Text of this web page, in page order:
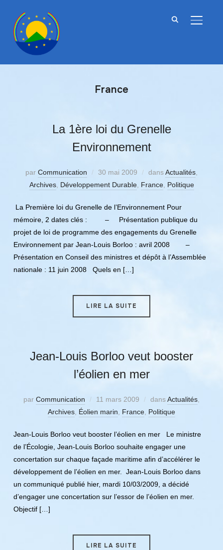
France
La 1ère loi du Grenelle
Environnement
par Communication 30 mai 2009 dansActualités
Archives, Développement Durable, France, Politique
La Première loi du Grenelle de l’Environnement Pour
mémoire, 2 dates clés : – Présentation publique du
projet de loi de programme des engagements du Grenelle
Environnement par Jean-Louis Borloo : avril 2008 –
Présentation en Conseil des ministres et dépôt à l’Assemblée
nationale : 11 juin 2008 Quels en […]
LIRE LA SUITE
Jean-Louis Borloo veut booster
l’éolien en mer
par Communication 11 mars 2009 dansActualités
Archives Éolien marin France Politique
Jean-Louis Borloo veut booster l’éolien en mer Le ministre
de l’Écologie, Jean-Louis Borloo souhaite engager une
concertation sur chaque façade maritime afin d’accélérer le
développement de l’éolien en mer. Jean-Louis Borloo dans
un communiqué publié hier, mardi 10/03/2009, a décidé
d’engager une concertation sur l’essor de l’éolien en mer.
Objectif […]
LIRE LA SUITE